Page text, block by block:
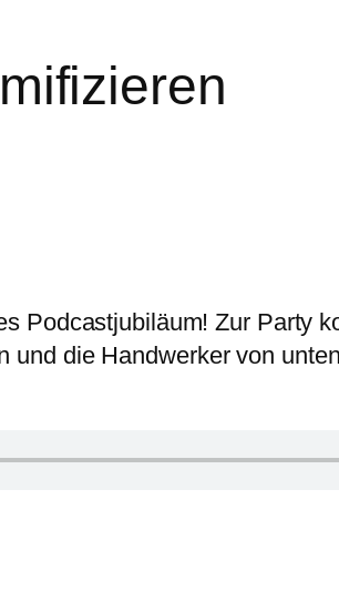
Podcastjubiläum! Zur Party
die Handwerker von